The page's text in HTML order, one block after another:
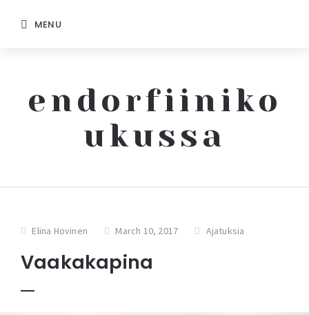
MENU
endorfiiniko
ukussa
Elina Hovinen March 10, 2017 Ajatuksia
Vaakakapina